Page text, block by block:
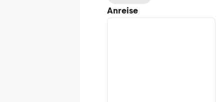
Anreise